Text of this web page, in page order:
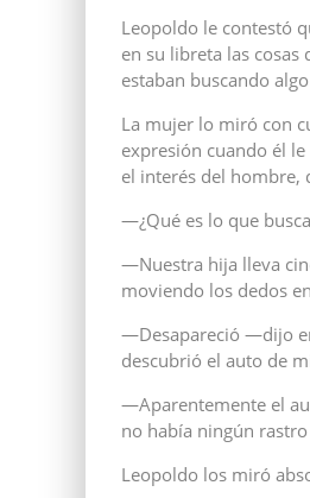
Leopoldo le contestó
en su libreta las
estaban buscando
La mujer lo miró con
expresión cuando él
el interés del hombre,
—¿Qué es lo que
—Nuestra hija lleva
moviendo los dedos
—Desapareció —dijo
descubrió el auto de
—Aparentemente el
no había ningún
Leopoldo los miró